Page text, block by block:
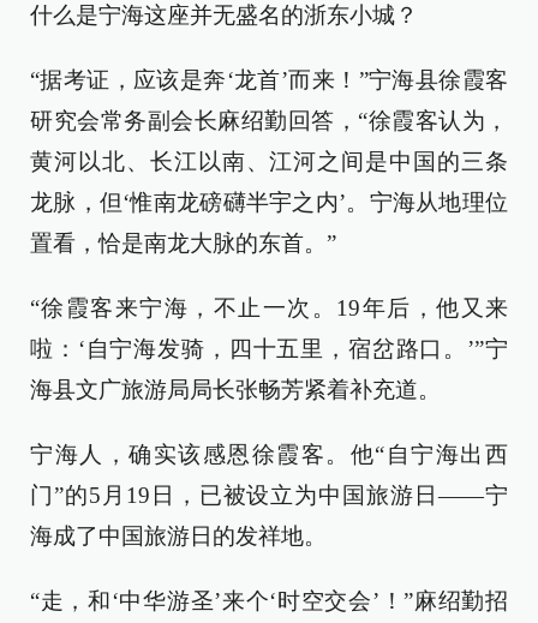
什么是宁海这座并无盛名的浙东小城？
“据考证，应该是奔‘龙首’而来！”宁海县徐霞客
研究会常务副会长麻绍勤回答，“徐霞客认为，
黄河以北、长江以南、江河之间是中国的三条
龙脉，但‘惟南龙磅礴半宇之内’。宁海从地理位
置看，恰是南龙大脉的东首。”
“徐霞客来宁海，不止一次。19年后，他又来
啦：‘自宁海发骑，四十五里，宿岔路口。’”宁
海县文广旅游局局长张畅芳紧着补充道。
宁海人，确实该感恩徐霞客。他“自宁海出西
门”的5月19日，已被设立为中国旅游日——宁
海成了中国旅游日的发祥地。
“走，和‘中华游圣’来个‘时空交会’！”麻绍勤招